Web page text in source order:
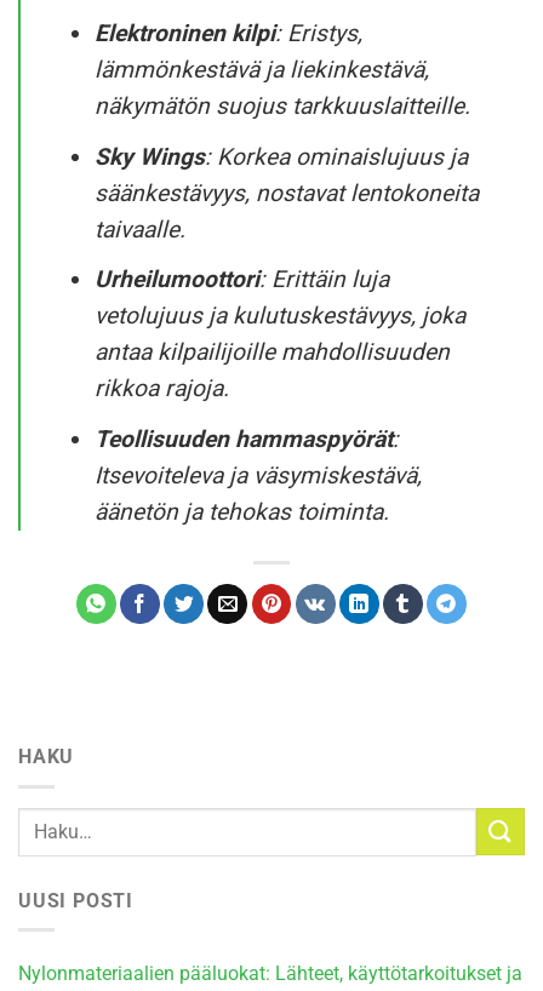
Elektroninen kilpi: Eristys,
lämmönkestävä ja liekinkestävä,
näkymätön suojus tarkkuuslaitteille.
Sky Wings: Korkea ominaislujuus ja
säänkestävyys, nostavat lentokoneita
taivaalle.
Urheilumoottori: Erittäin luja
vetolujuus ja kulutuskestävyys, joka
antaa kilpailijoille mahdollisuuden
rikkoa rajoja.
Teollisuuden hammaspyörät:
Itsevoiteleva ja väsymiskestävä,
äänetön ja tehokas toiminta.
HAKU
UUSI POSTI
Nylonmateriaalien pääluokat: Lähteet, käyttötarkoitukset ja